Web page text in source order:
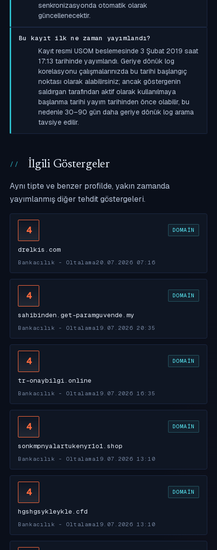
senkronizasyonda otomatik olarak
güncellenecektir.
Bu kayıt ilk ne zaman yayımlandı?
Kayıt resmi USOM beslemesinde 3 Şubat 2019 saat
17:13 tarihinde yayımlandı. Geriye dönük log
korelasyonu çalışmalarınızda bu tarihi başlangıç
noktası olarak alabilirsiniz; ancak göstergenin
saldırgan tarafından aktif olarak kullanılmaya
başlanma tarihi yayım tarihinden önce olabilir, bu
nedenle 30–90 gün daha geriye dönük log arama
tavsiye edilir.
İlgili Göstergeler
Aynı tipte ve benzer profilde, yakın zamanda
yayımlanmış diğer tehdit göstergeleri.
4 DOMAIN
drelkis.com
Bankacılık - Oltalama20.07.2026 07:16
4 DOMAIN
sahibinden.get-paramguvende.my
Bankacılık - Oltalama 19.07.2026 20:35
4 DOMAIN
tr-onaybilgi.online
Bankacılık - Oltalama 19.07.2026 16:35
4 DOMAIN
sonkmpnyalartukenyr1o1.shop
Bankacılık - Oltalama 19.07.2026 13:10
4 DOMAIN
hgshgsykleykle.cfd
Bankacılık - Oltalama 19.07.2026 13:10